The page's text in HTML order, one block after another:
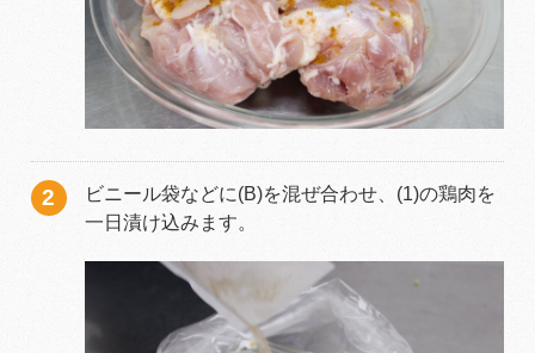
ビニール袋などに(B)を混ぜ合わせ、(1)の鶏肉を
一日漬け込みます。